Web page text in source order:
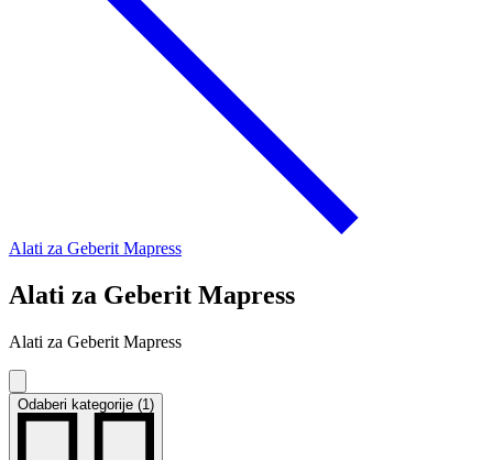
Alati za Geberit Mapress
Alati za Geberit Mapress
Alati za Geberit Mapress
Odaberi kategorije (1)